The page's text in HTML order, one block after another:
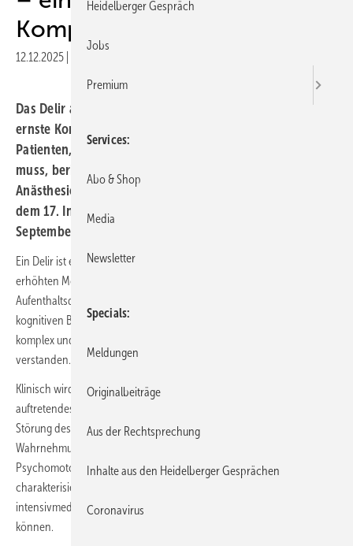
Komplikation
12.12.2025
Das Delir auf der Intensivstation ist eine häufige und
ernste Komplikation bei der Versorgung kritisch kranker
Patienten, die schnell erkannt und behandelt werden
muss, berichtete Detlef Kindgen-Milles von der Klinik für
Anästhesiologie am Universitätsklinikum Düsseldorf auf
dem 17. Intensiv-Update-Seminar am 19. und 20.
September 2025 in Köln.
Ein Delir ist eine akute zerebrale Dysfunktion, die mit einer signifikant
erhöhten Morbidität und Mortalität, einer längeren Beatmungs- und
Aufenthaltsdauer auf der Intensivstation sowie oft mit langfristigen
kognitiven Beeinträchtigungen assoziiert ist. Die Pathophysiologie ist
komplex und multifaktoriell und letztlich immer noch nicht vollständig
verstanden.
Klinisch wird ein Delir definiert als ein unspezifisches, akut
auftretendes hirnorganisches Syndrom, dass durch eine kombinierte
Störung des Bewusstseins und der Aufmerksamkeit, der
Wahrnehmung und Orientierung, des formalen Denkens, der
Psychomotorik, der Emotionalität und oft des Schlaf-Wach-Rhythmus
charakterisiert ist. Häufig sind vegetative Begleitsymptome, die im
intensivmedizinischen Bereich zu erheblichen Komplikationen führen
können.
Heidelberger Gespräch
Jobs
Premium
Services
Abo & Shop
Media
Newsletter
Specials
Meldungen
Originalbeiträge
Aus der Rechtsprechung
Inhalte aus den Heidelberger Gesprächen
Coronavirus